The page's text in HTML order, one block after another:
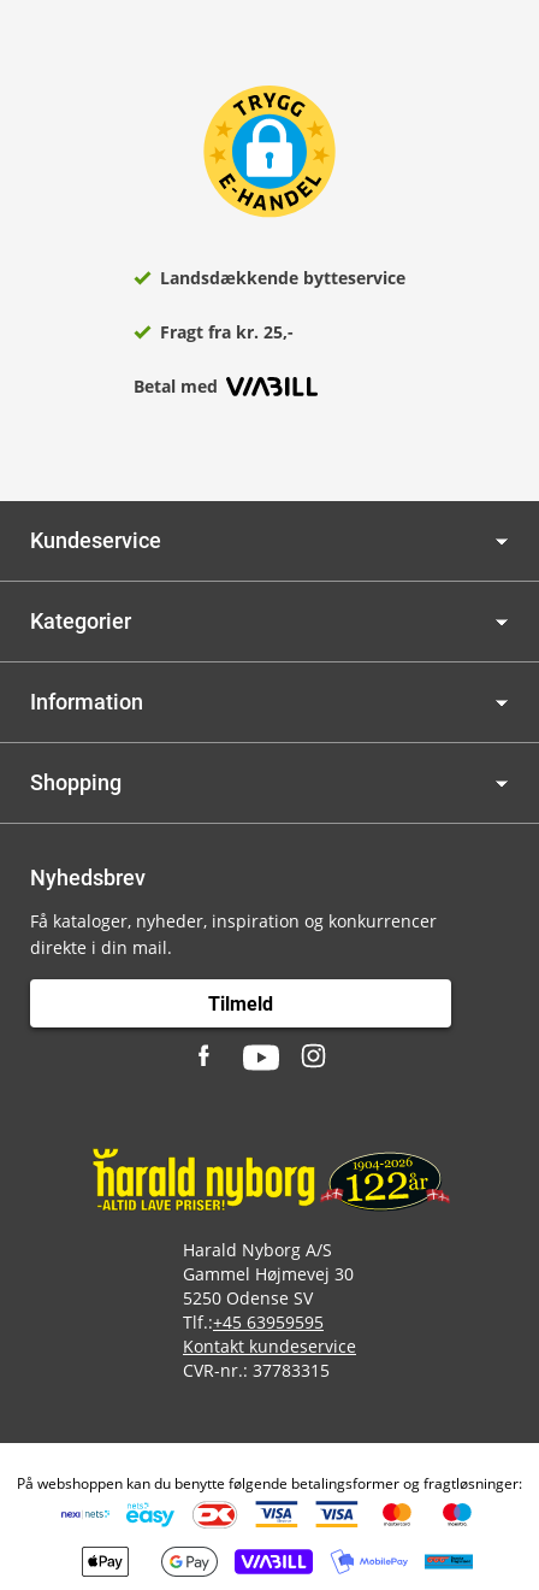
Landsdækkende bytteservice
Fragt fra kr. 25,-
Betal med
Kundeservice
Kategorier
Information
Shopping
Nyhedsbrev
Få kataloger, nyheder, inspiration og konkurrencer
direkte i din mail.
Tilmeld
Harald Nyborg A/S
Gammel Højmevej 30
5250 Odense SV
Tlf.:+45 63959595
Kontakt kundeservice
CVR-nr.: 37783315
På webshoppen kan du benytte følgende betalingsformer og fragtløsninger: